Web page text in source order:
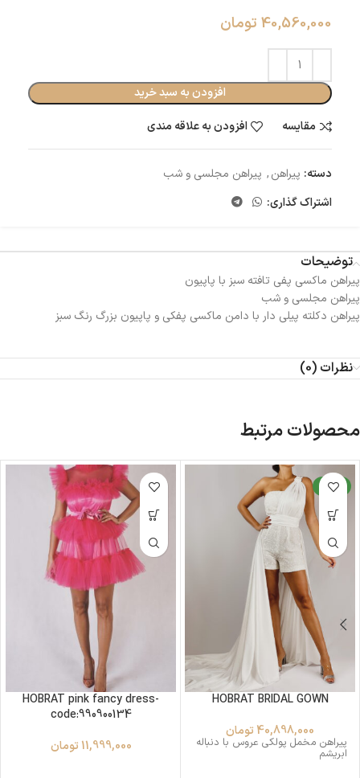
40,560,000 تومان
افزودن به سبد خرید
مقایسه
افزودن به علاقه مندی
دسته: پیراهن, پیراهن مجلسی و شب
اشتراک گذاری:
توضیحات
پیراهن ماکسی پفی تافته سبز با پاپیون
پیراهن مجلسی و شب
پیراهن دکلته پیلی دار با‌ دامن ماکسی پفکی و پاپیون بزرگ رنگ سبز
نظرات (0)
محصولات مرتبط
جدید
HOBRAT BRIDAL GOWN
40,898,000 تومان
پیراهن مخمل پولکی عروس با دنباله
ابریشم
HOBRAT pink fancy dress-
code:990900134
11,999,000 تومان